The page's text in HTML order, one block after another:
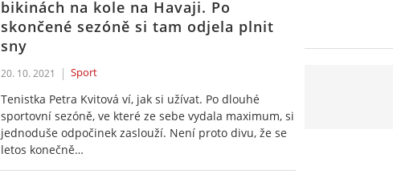
bikinách na kole na Havaji. Po
skončené sezóně si tam odjela plnit
sny
20. 10. 2021 Sport
Tenistka Petra Kvitová ví, jak si užívat. Po dlouhé
sportovní sezóně, ve které ze sebe vydala maximum, si
jednoduše odpočinek zaslouží. Není proto divu, že se
letos konečně…